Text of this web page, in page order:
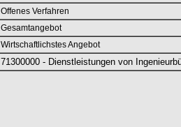
Offenes Verfahren
Gesamtangebot
Wirtschaftlichstes Angebot
71300000 - Dienstleistungen von